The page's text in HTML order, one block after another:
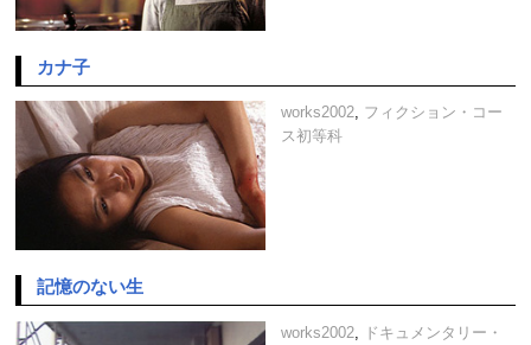
カナ子
works2002, フィクション・コー
ス初等科
記憶のない生
works2002,
ドキュメンタリー・